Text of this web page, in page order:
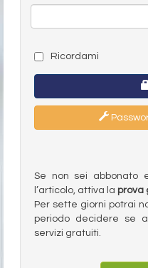
Ricordami
Se non sei abbonato
l’articolo, attiva la prova
Per sette giorni potrai
periodo decidere se
servizi gratuiti.